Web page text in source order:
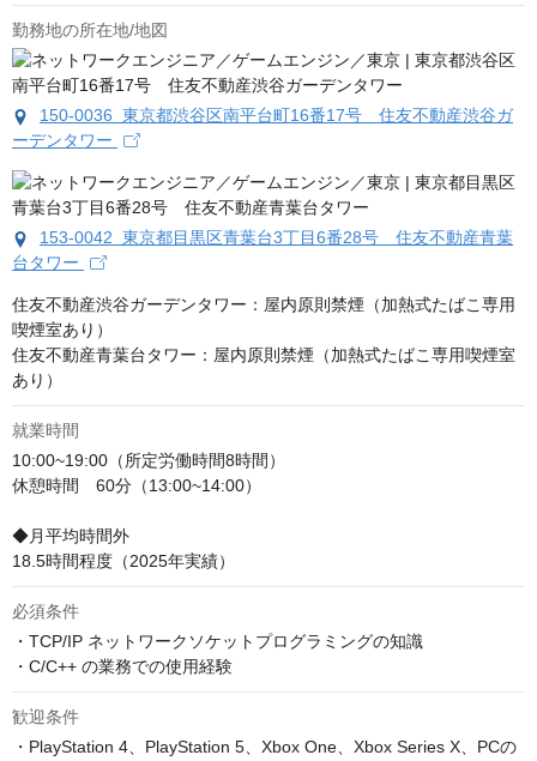
勤務地の所在地/地図
150-0036 東京都渋谷区南平台町16番17号 住友不動産渋谷ガ
ーデンタワー
153-0042 東京都目黒区青葉台3丁目6番28号 住友不動産青葉
台タワー
住友不動産渋谷ガーデンタワー：屋内原則禁煙（加熱式たばこ専用
喫煙室あり）
住友不動産青葉台タワー：屋内原則禁煙（加熱式たばこ専用喫煙室
あり）
就業時間
10:00~19:00（所定労働時間8時間）
休憩時間　60分（13:00~14:00）
◆月平均時間外
18.5時間程度（2025年実績）
必須条件
・TCP/IP ネットワークソケットプログラミングの知識
・C/C++ の業務での使用経験
歓迎条件
・PlayStation 4、PlayStation 5、Xbox One、Xbox Series X、PCの